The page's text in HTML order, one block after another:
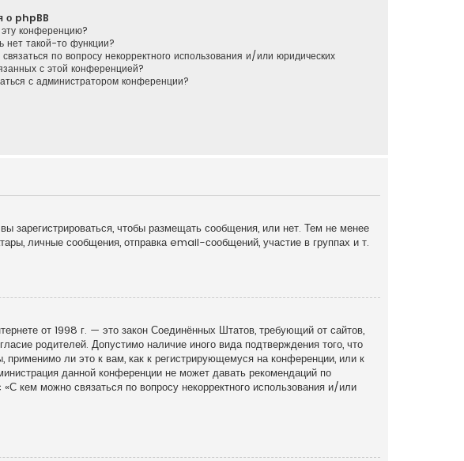
о phpBB
конференцию?
нет такой-то функции?
по вопросу некорректного использования и/или юридических
с этой конференцией?
с администратором конференции?
зарегистрироваться, чтобы размещать сообщения, или нет. Тем не менее
личные сообщения, отправка email-сообщений, участие в группах и т.
от 1998 г. — это закон Соединённых Штатов, требующий от сайтов,
родителей. Допустимо наличие иного вида подтверждения того, что
ли это к вам, как к регистрирующемуся на конференции, или к
данной конференции не может давать рекомендаций по
кем можно связаться по вопросу некорректного использования и/или